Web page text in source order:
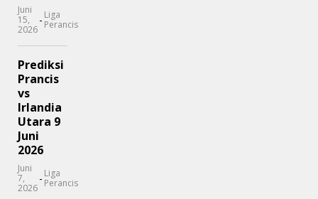
Juni
15,
2026
- Liga
Perancis
Prediksi
Prancis
vs
Irlandia
Utara 9
Juni
2026
Juni
7,
2026
- Liga
Perancis